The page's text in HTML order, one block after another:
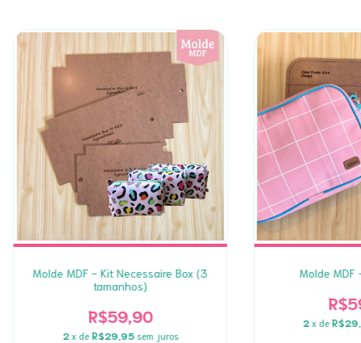
Molde MDF - Kit Necessaire Box (3
tamanhos)
R$59,90
2 x de R$29,95 sem juros
Molde MDF
2 x de